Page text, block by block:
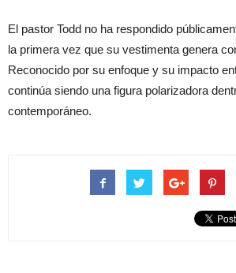
El pastor Todd no ha respondido
la primera vez que su vestimenta genera
Reconocido por su enfoque y su impacto
continúa siendo una figura polarizadora
contemporáneo.